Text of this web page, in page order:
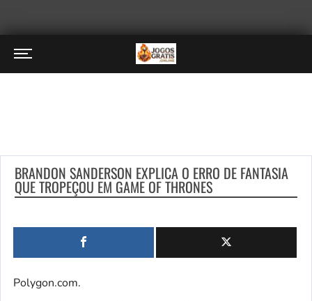
BRANDON SANDERSON EXPLICA O ERRO DE FANTASIA
QUE TROPEÇOU EM GAME OF THRONES
Polygon.com.